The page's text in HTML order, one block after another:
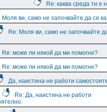
Re: каква среда ти е
Моля ви, само не започвайте да се
Re: Моля ви, само не започвайте
Re: може ли някой да ми помогне?
Re: може ли някой да ми помогне?
Да, наистина не работи
Re: Да, наистина не работи